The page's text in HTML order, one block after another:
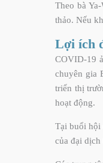
Theo bà
thảo. Nếu
Lợi ích
COVID-19
chuyên gia
triển thị
hoạt động.
Tại buổi hội
của đại dịch